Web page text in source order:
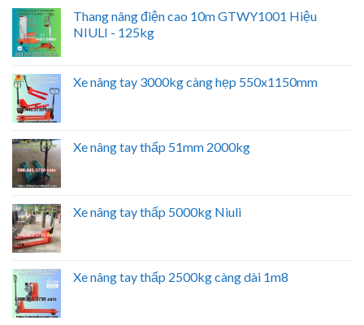
Thang nâng điện cao 10m GTWY1001 Hiệu
NIULI - 125kg
Xe nâng tay 3000kg càng hẹp 550x1150mm
Xe nâng tay thấp 51mm 2000kg
Xe nâng tay thấp 5000kg Niuli
Xe nâng tay thấp 2500kg càng dài 1m8